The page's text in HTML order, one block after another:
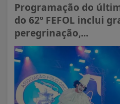
Programação do
do 62º FEFOL inclui
peregrinação,...